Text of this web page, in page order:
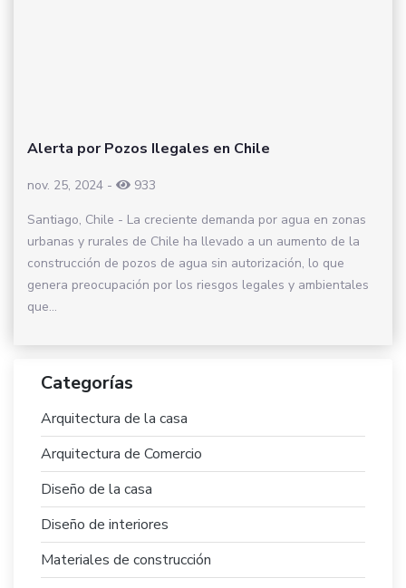
Alerta por Pozos Ilegales en Chile
nov. 25, 2024 -
933
Santiago, Chile - La creciente demanda por agua en zonas
urbanas y rurales de Chile ha llevado a un aumento de la
construcción de pozos de agua sin autorización, lo que
genera preocupación por los riesgos legales y ambientales
que...
Categorías
Arquitectura de la casa
Arquitectura de Comercio
Diseño de la casa
Diseño de interiores
Materiales de construcción